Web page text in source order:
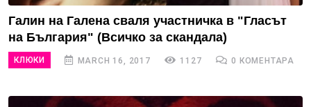
Галин на Галена сваля участничка в "Гласът
на България" (Всичко за скандала)
КЛЮКИ MARCH 16, 2017 1127 0 КОМЕНТАРА